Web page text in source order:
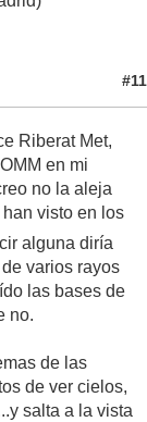
#11
Riberat Met,
en mi
no la aleja
visto en los
alguna diría
varios rayos
las bases de
no.
de las
de ver cielos,
salta a la vista